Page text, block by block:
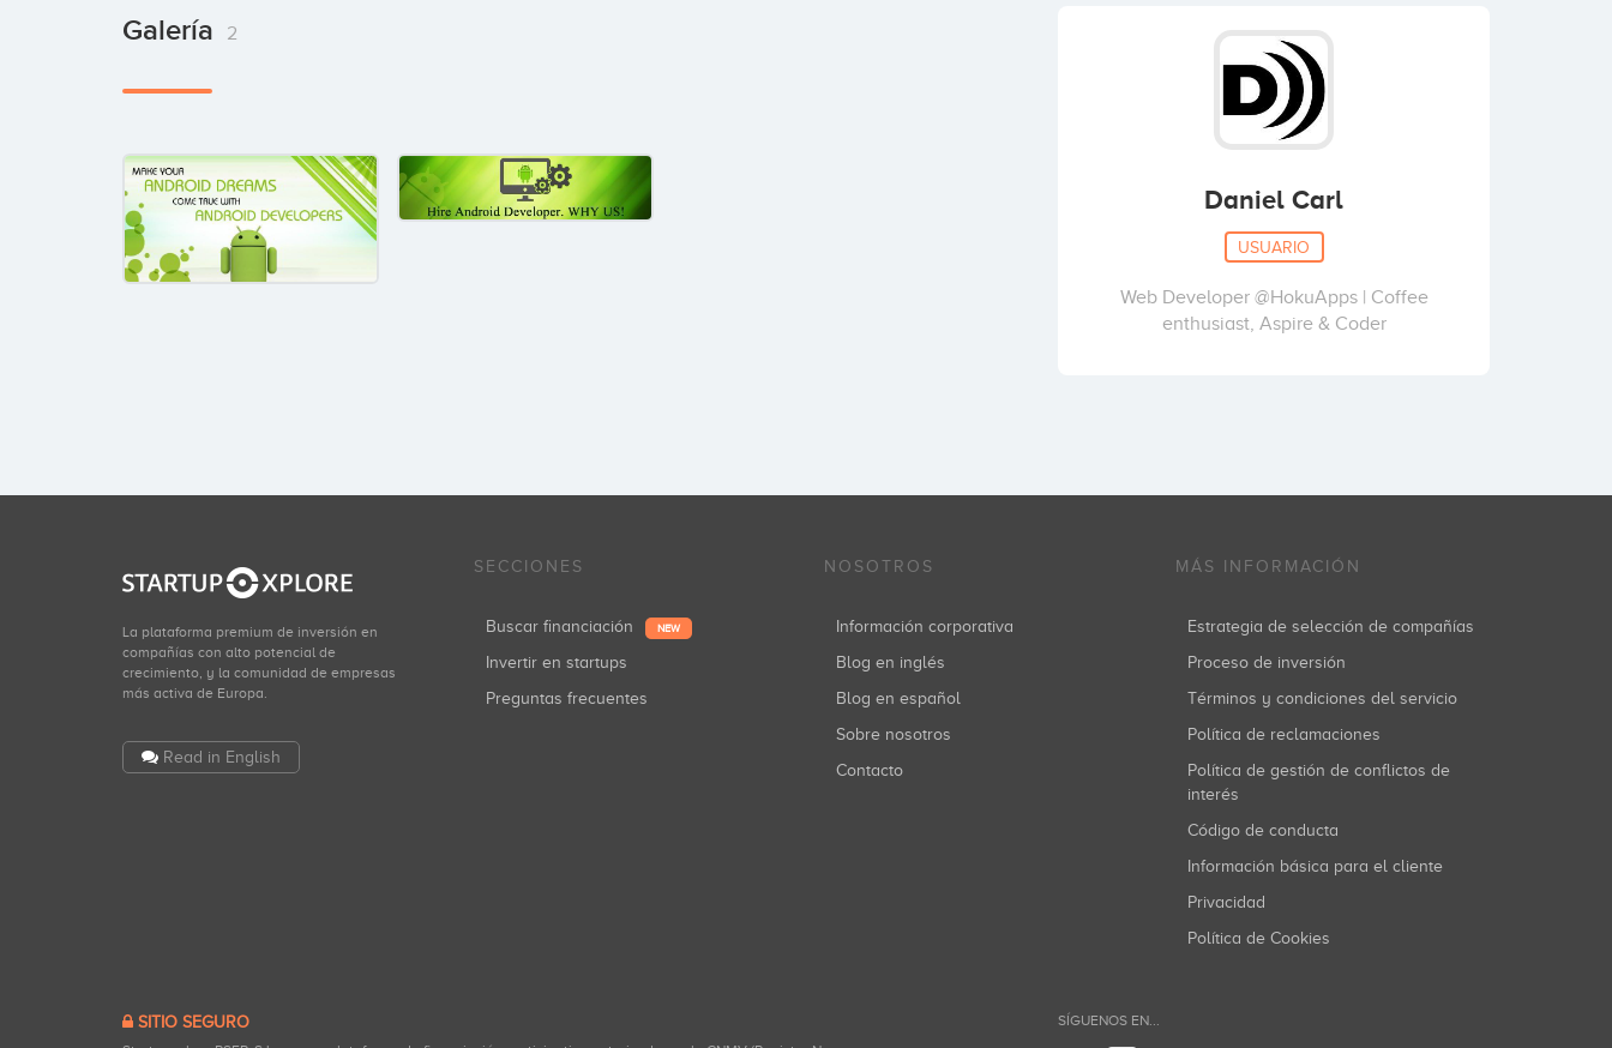
Galería 2
Daniel Carl
USUARIO
Web Developer @HokuApps | Coffee
enthusiast, Aspire & Coder
La plataforma premium de inversión en
compañías con alto potencial de
crecimiento, y la comunidad de empresas
más activa de Europa.
Read in English
SECCIONES
Buscar financiación NEW
Invertir en startups
Preguntas frecuentes
NOSOTROS
Información corporativa
Blog en inglés
Blog en español
Sobre nosotros
Contacto
MÁS INFORMACIÓN
Estrategia de selección de compañías
Proceso de inversión
Términos y condiciones del servicio
Política de reclamaciones
Política de gestión de conflictos de
interés
Código de conducta
Información básica para el cliente
Privacidad
Política de Cookies
SITIO SEGURO SÍGUENOS EN...